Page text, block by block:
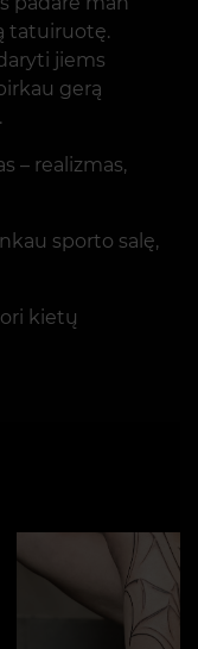
tatuiruotę.
jiems
gerą
– realizmas,
sporto salę,
kietų